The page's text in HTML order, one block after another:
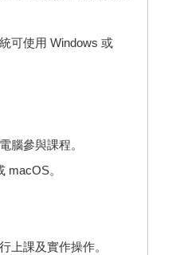
可使用 Windows 或
腦參與課程。
macOS。
上課及實作操作。